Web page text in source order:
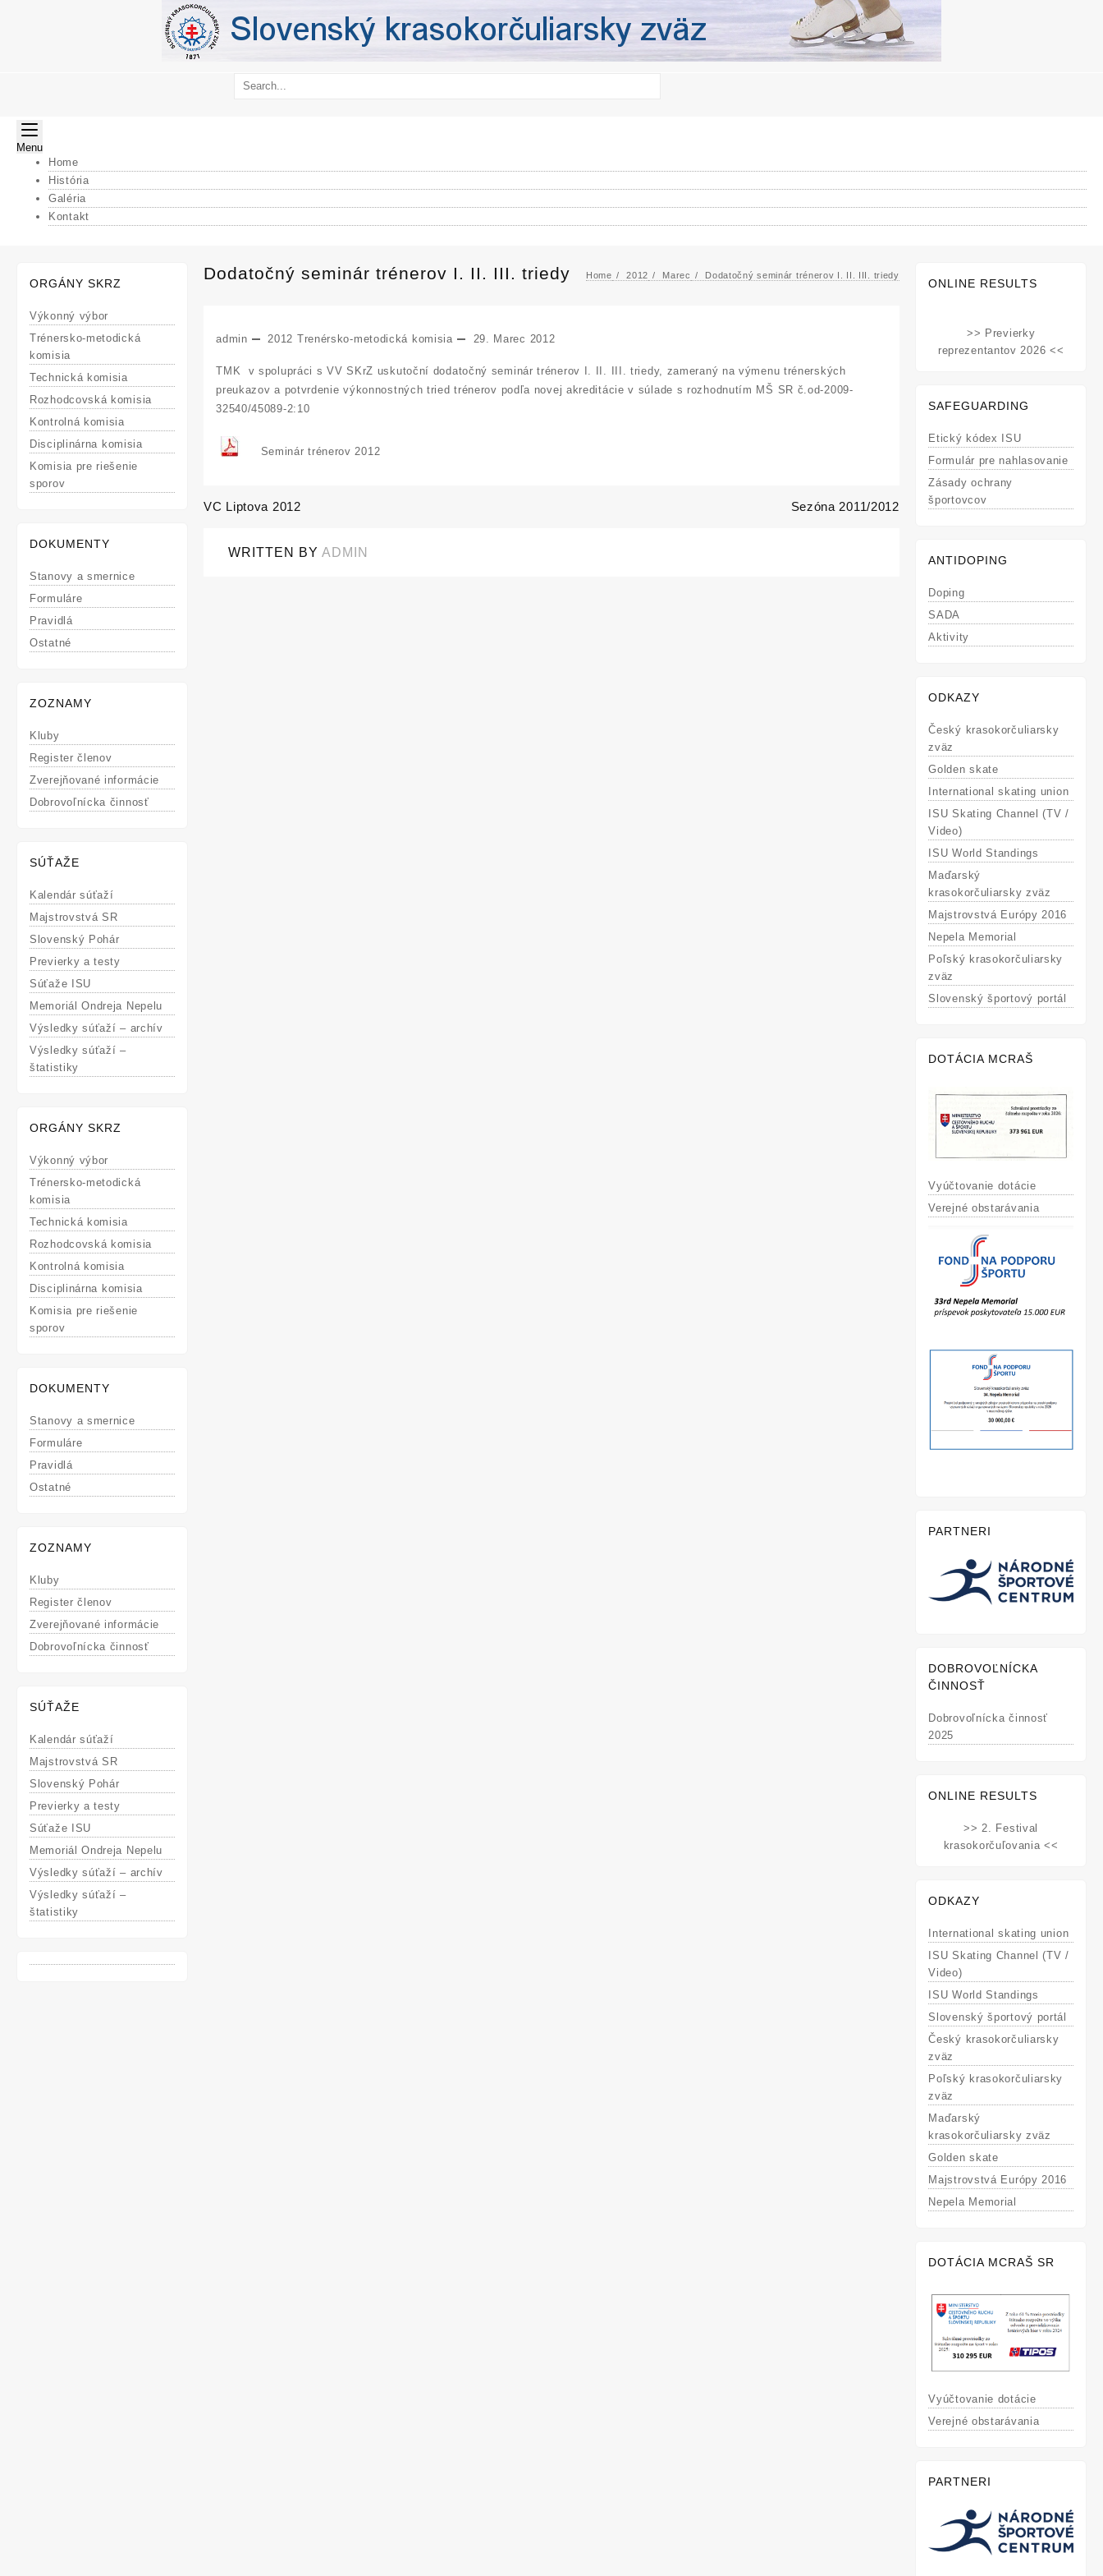
Menu
Home
História
Galéria
Kontakt
ORGÁNY SKRZ
Výkonný výbor
Trénersko-metodická
komisia
Technická komisia
Rozhodcovská komisia
Kontrolná komisia
Disciplinárna komisia
Komisia pre riešenie
sporov
DOKUMENTY
Stanovy a smernice
Formuláre
Pravidlá
Ostatné
ZOZNAMY
Kluby
Register členov
Zverejňované informácie
Dobrovoľnícka činnosť
SÚŤAŽE
Kalendár súťaží
Majstrovstvá SR
Slovenský Pohár
Previerky a testy
Súťaže ISU
Memoriál Ondreja Nepelu
Výsledky súťaží – archív
Výsledky súťaží –
štatistiky
ORGÁNY SKRZ
Výkonný výbor
Trénersko-metodická
komisia
Technická komisia
Rozhodcovská komisia
Kontrolná komisia
Disciplinárna komisia
Komisia pre riešenie
sporov
DOKUMENTY
Stanovy a smernice
Formuláre
Pravidlá
Ostatné
ZOZNAMY
Kluby
Register členov
Zverejňované informácie
Dobrovoľnícka činnosť
SÚŤAŽE
Kalendár súťaží
Majstrovstvá SR
Slovenský Pohár
Previerky a testy
Súťaže ISU
Memoriál Ondreja Nepelu
Výsledky súťaží – archív
Výsledky súťaží –
štatistiky
Dodatočný seminár trénerov I. II. III. triedy Home 2012 Marec Dodatočný seminár trénerov I. II. III. triedy
admin 2012 Trenérsko-metodická komisia 29. Marec 2012
TMK v spolupráci s VV SKrZ uskutoční dodatočný seminár trénerov I. II. III. triedy, zameraný na výmenu trénerských
preukazov a potvrdenie výkonnostných tried trénerov podľa novej akreditácie v súlade s rozhodnutím MŠ SR č.od-2009-
32540/45089-2:10
Seminár trénerov 2012
Post
VC Liptova 2012 Sezóna 2011/2012
WRITTEN BYADMIN
ONLINE RESULTS
>> Previerky
reprezentantov 2026 <<
SAFEGUARDING
Etický kódex ISU
Formulár pre nahlasovanie
Zásady ochrany
športovcov
ANTIDOPING
Doping
SADA
Aktivity
ODKAZY
Český krasokorčuliarsky
zväz
Golden skate
International skating union
ISU Skating Channel (TV /
Video)
ISU World Standings
Maďarský
krasokorčuliarsky zväz
Majstrovstvá Európy 2016
Nepela Memorial
Poľský krasokorčuliarsky
zväz
Slovenský športový portál
DOTÁCIA MCRAŠ
Vyúčtovanie dotácie
Verejné obstarávania
PARTNERI
DOBROVOĽNÍCKA
ČINNOSŤ
Dobrovoľnícka činnosť
2025
ONLINE RESULTS
>> 2. Festival
krasokorčuľovania <<
ODKAZY
International skating union
ISU Skating Channel (TV /
Video)
ISU World Standings
Slovenský športový portál
Český krasokorčuliarsky
zväz
Poľský krasokorčuliarsky
zväz
Maďarský
krasokorčuliarsky zväz
Golden skate
Majstrovstvá Európy 2016
Nepela Memorial
DOTÁCIA MCRAŠ SR
Vyúčtovanie dotácie
Verejné obstarávania
PARTNERI